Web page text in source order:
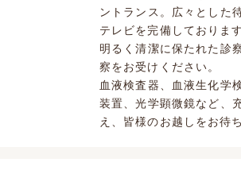
ントランス。広々とした
テレビを完備しております
明るく清潔に保たれた診
察をお受けください。
血液検査器、血液生化学
装置、光学顕微鏡など、
え、皆様のお越しをお待